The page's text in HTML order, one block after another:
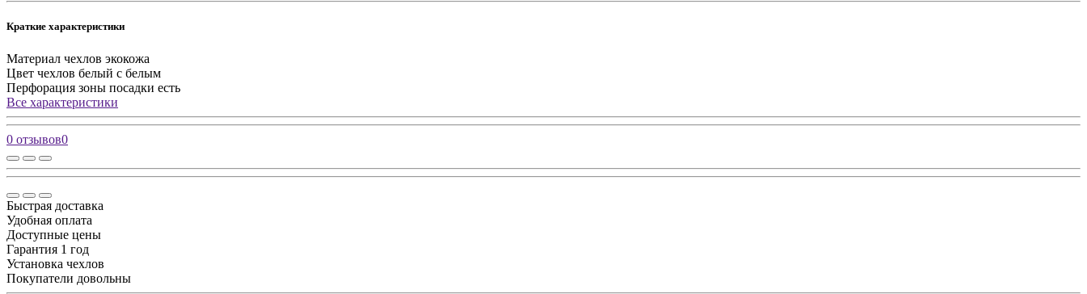
Краткие характеристики
Материал чехлов экокожа
Цвет чехлов белый с белым
Перфорация зоны посадки есть
Все характеристики
0 отзывов0
Быстрая доставка
Удобная оплата
Доступные цены
Гарантия 1 год
Установка чехлов
Покупатели довольны